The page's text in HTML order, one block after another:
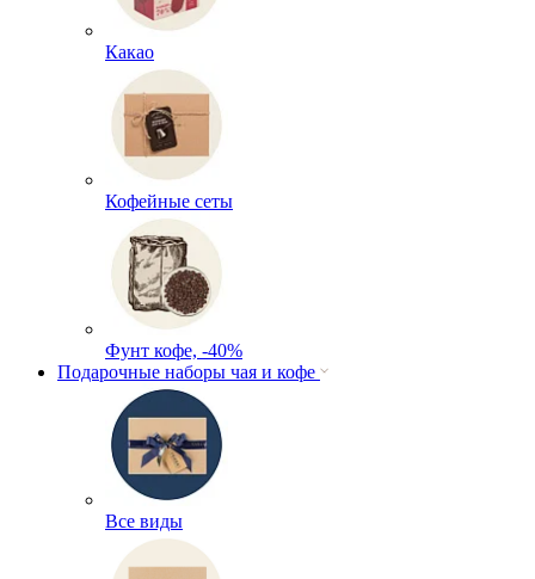
Какао
Кофейные сеты
Фунт кофе, -40%
Подарочные наборы чая и кофе
Все виды